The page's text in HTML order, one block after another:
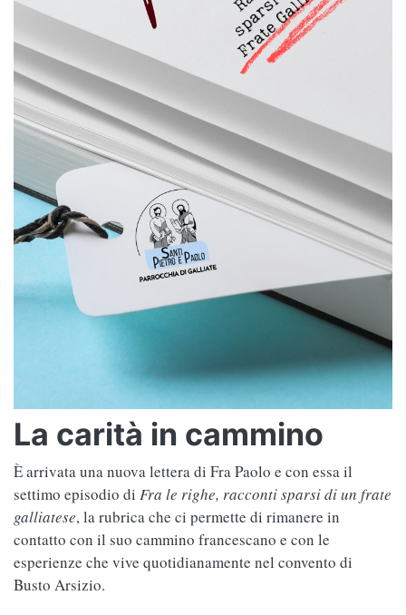
La carità in cammino
È arrivata una nuova lettera di Fra Paolo e con essa il
settimo episodio di Fra le righe, racconti sparsi di un frate
galliatese, la rubrica che ci permette di rimanere in
contatto con il suo cammino francescano e con le
esperienze che vive quotidianamente nel convento di
Busto Arsizio.